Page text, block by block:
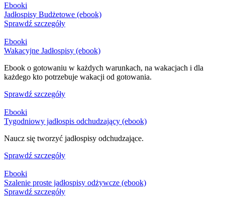
Ebooki
Jadłospisy Budżetowe (ebook)
Sprawdź szczegóły
Ebooki
Wakacyjne Jadłospisy (ebook)
Ebook o gotowaniu w każdych warunkach, na wakacjach i dla
każdego kto potrzebuje wakacji od gotowania.
Sprawdź szczegóły
Ebooki
Tygodniowy jadłospis odchudzający (ebook)
Naucz się tworzyć jadłospisy odchudzające.
Sprawdź szczegóły
Ebooki
Szalenie proste jadłospisy odżywcze (ebook)
Sprawdź szczegóły